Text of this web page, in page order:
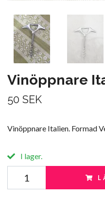
Vinöppnare
50 SEK
Vinöppnare Italien. Formad
I lager.